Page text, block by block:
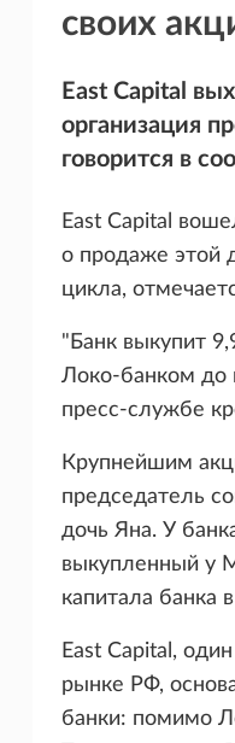
своих
East Capital
организация
говорится в
East Capital
о продаже этой
цикла,
"Банк выкупит
Локо-банком до
пресс-службе
Крупнейшим
председатель
дочь Яна. У
выкупленный у
капитала банка
East Capital,
рынке РФ,
банки: помимо